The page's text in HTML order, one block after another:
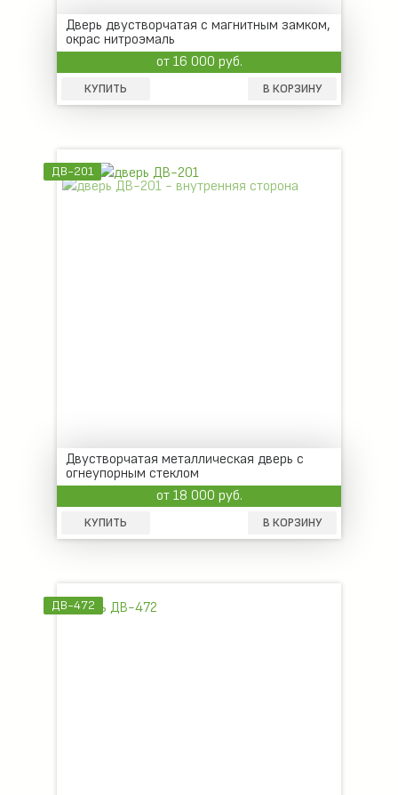
Дверь двустворчатая с магнитным замком,
окрас нитроэмаль
от 16 000 руб.
КУПИТЬ В КОРЗИНУ
ДВ-201
Двустворчатая металлическая дверь с
огнеупорным стеклом
от 18 000 руб.
КУПИТЬ В КОРЗИНУ
ДВ-472